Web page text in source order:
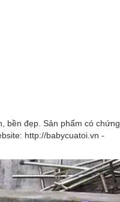
bền đẹp. Sản phẩm có chứng
http://babycuatoi.vn -